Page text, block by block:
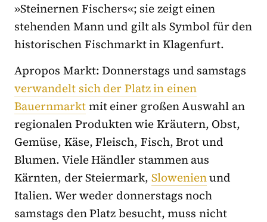
»Steinernen Fischers«; sie zeigt einen
stehenden Mann und gilt als Symbol für den
historischen Fischmarkt in Klagenfurt.
Apropos Markt: Donnerstags und samstags
verwandelt sich der Platz in einen
Bauernmarktmit einer großen Auswahl an
regionalen Produkten wie Kräutern, Obst,
Gemüse, Käse, Fleisch, Fisch, Brot und
Blumen. Viele Händler stammen aus
Kärnten, der Steiermark, Slowenienund
Italien. Wer weder donnerstags noch
samstags den Platz besucht, muss nicht